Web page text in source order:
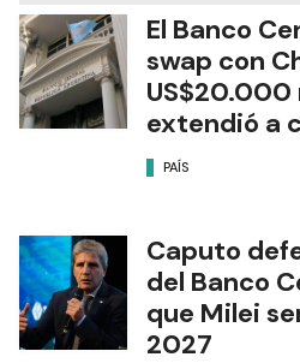
El Banco
swap con
US$20.000
extendió a
PAÍS
Caputo
del Banco
que Milei
2027